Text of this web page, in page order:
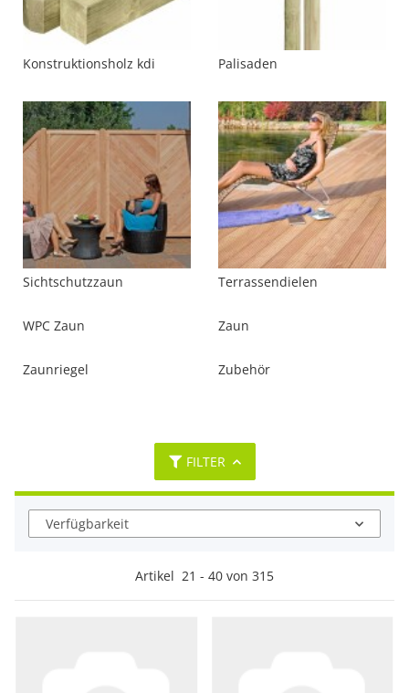
Konstruktionsholz kdi Palisaden
Sichtschutzzaun Terrassendielen
WPC Zaun Zaun
Zaunriegel Zubehör
FILTER
Verfügbarkeit
Artikel 21 - 40 von 315